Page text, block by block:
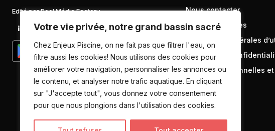
Votre vie privée, notre grand bassin sacré
Chez Enjeux Piscine, on ne fait pas que filtrer l'eau, on
filtre aussi les cookies! Nous utilisons des cookies pour
améliorer votre navigation, personnaliser les annonces ou
le contenu, et analyser notre trafic aquatique. En cliquant
sur "J'accepte tout", vous donnez votre consentement
pour que nous plongions dans l'utilisation des cookies.
Edité par Pool Média Factory
Linkedin Newsletter
Nous contacter
Mentions légales
Conditions générales
Politique de
données personnelles